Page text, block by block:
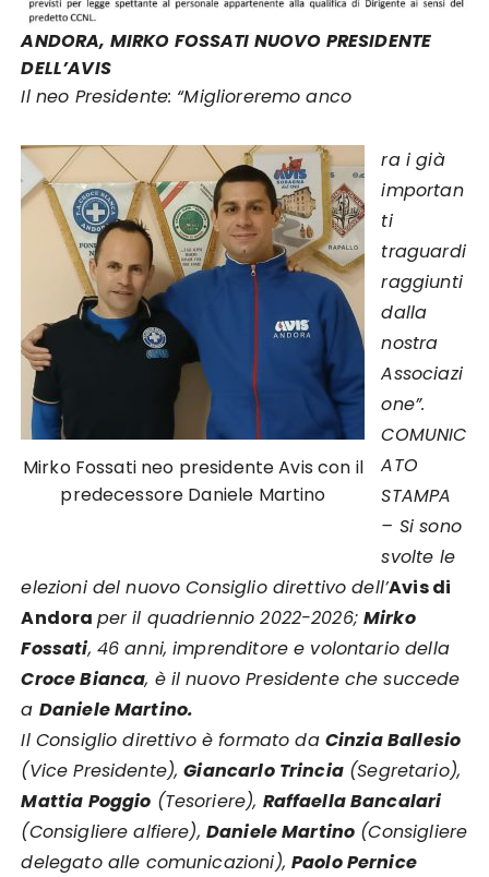
ANDORA, MIRKO FOSSATI NUOVO PRESIDENTE
DELL’AVIS
Il neo Presidente: “Miglioreremo anco
Mirko Fossati neo presidente Avis con il
predecessore Daniele Martino
ra i già
importan
ti
traguardi
raggiunti
dalla
nostra
Associazi
one”.
COMUNIC
ATO
STAMPA
– Si sono
svolte le
elezioni del nuovo Consiglio direttivo dell’Avis di
Andora per il quadriennio 2022-2026;Mirko
Fossati, 46 anni, imprenditore e volontario della
Croce Bianca, è il nuovo Presidente che succede
a Daniele Martino.
Il Consiglio direttivo è formato da Cinzia Ballesio
(Vice Presidente),Giancarlo Trincia(Segretario),
Mattia Poggio (Tesoriere), Raffaella Bancalari
(Consigliere alfiere), Daniele Martino (Consigliere
delegato alle comunicazioni), Paolo Pernice